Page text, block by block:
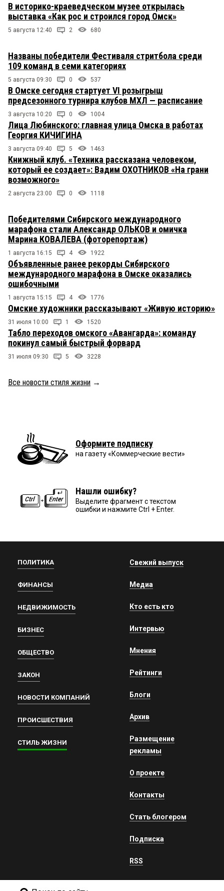
В историко-краеведческом музее открылась
выставка «Как рос и строился город Омск»
5 августа 12:40 2 680
Названы победители Фестиваля стритбола среди
109 команд в семи категориях
5 августа 09:30 0 537
В Омске сегодня стартует VI розыгрыш
предсезонного турнира клубов МХЛ — расписание
3 августа 10:20 0 1004
Лица Любинского: главная улица Омска в работах
Георгия КИЧИГИНА
3 августа 09:40 5 1463
Книжный клуб. «Техника рассказана человеком,
который ее создает»: Вадим ОХОТНИКОВ «На грани
возможного»
2 августа 23:00 0 1118
Победителями Сибирского международного
марафона стали Александр ОЛЬКОВ и омичка
Марина КОВАЛЕВА (фоторепортаж)
1 августа 16:15 4 1922
Объявленные ранее рекорды Сибирского
международного марафона в Омске оказались
ошибочными
1 августа 15:15 4 1776
Омские художники рассказывают «Живую историю»
31 июля 10:00 1 1520
Табло переходов омского «Авангарда»: команду
покинул самый быстрый форвард
31 июля 09:30 5 3228
Все новости стиля жизни →
Оформите подписку
на газету «Коммерческие вести»
Нашли ошибку?
Выделите фрагмент с текстом
ошибки и нажмите Ctrl + Enter.
ПОЛИТИКА
ФИНАНСЫ
НЕДВИЖИМОСТЬ
БИЗНЕС
ОБЩЕСТВО
ЗАКОН
НОВОСТИ КОМПАНИЙ
ПРОИСШЕСТВИЯ
СТИЛЬ ЖИЗНИ
Свежий выпуск
Медиа
Кто есть кто
Интервью
Мнения
Рейтинги
Блоги
Архив
Размещение
рекламы
О проекте
Контакты
Стать блогером
Подписка
RSS